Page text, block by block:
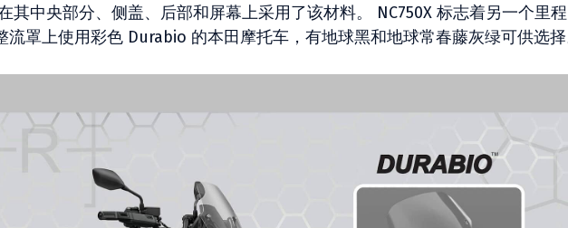
其中央部分、侧盖、后部和屏幕上采用了该材料。 NC750X 标志着另一个里程
流罩上使用彩色 Durabio 的本田摩托车，有地球黑和地球常春藤灰绿可供选择